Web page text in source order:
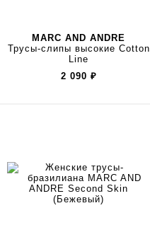
MARC AND ANDRE
Трусы-слипы высокие Cotton
Line
2 090 ₽